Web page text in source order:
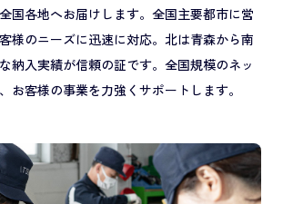
国各地へお届けします。全国主要都市に営
様のニーズに迅速に対応。北は青森から南
納入実績が信頼の証です。全国規模のネッ
お客様の事業を力強くサポートします。